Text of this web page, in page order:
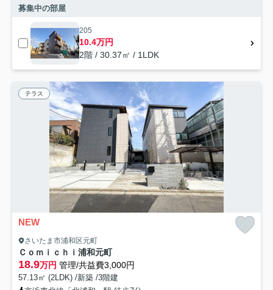
募集中の部屋
205
10.4万円
2階 / 30.37㎡ / 1LDK
テラス
NEW
さいたま市浦和区元町
Ｃｏｍｉｃｈｉ浦和元町
18.9万円 管理/共益費3,000円
57.13㎡ (2LDK) /新築 /3階建